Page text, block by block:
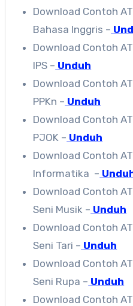
Download Contoh
Bahasa Inggris –
Download Contoh
IPS – Unduh
Download Contoh
PPKn – Unduh
Download Contoh
PJOK – Unduh
Download Contoh
Informatika –
Download Contoh
Seni Musik – Unduh
Download Contoh
Seni Tari – Unduh
Download Contoh
Seni Rupa – Unduh
Download Contoh